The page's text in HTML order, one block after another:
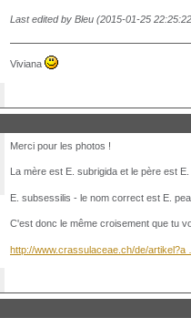
Last edited by Bleu (2015-01-25
Viviana
Merci pour les photos !
La mère est E. subrigida et le père est
E. subsessilis - le nom correct est E.
C'est donc le même croisement que tu
http://www.crassulaceae.ch/de/artikel?a